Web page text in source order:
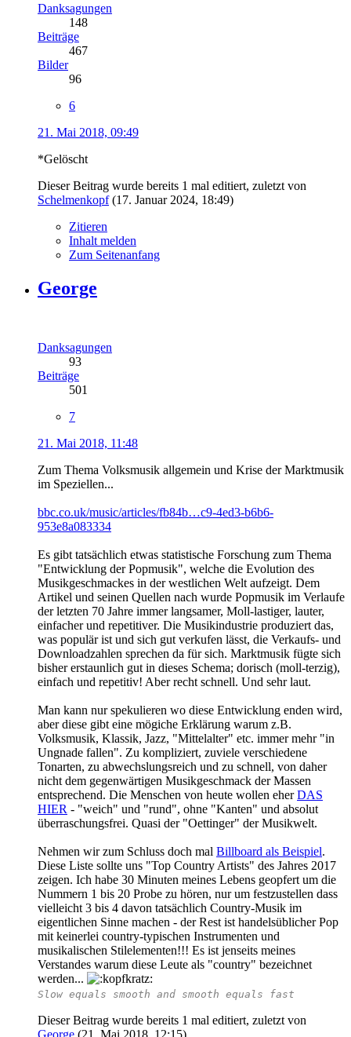
Danksagungen
148
Beiträge
467
Bilder
96
6
21. Mai 2018, 09:49
*Gelöscht
Dieser Beitrag wurde bereits 1 mal editiert, zuletzt von
Schelmenkopf(17. Januar 2024, 18:49)
Zitieren
Inhalt melden
Zum Seitenanfang
George
Danksagungen
93
Beiträge
501
7
21. Mai 2018, 11:48
Zum Thema Volksmusik allgemein und Krise der Marktmusik
im Speziellen...
bbc.co.uk/music/articles/fb84b…c9-4ed3-b6b6-
953e8a083334
Es gibt tatsächlich etwas statistische Forschung zum Thema
"Entwicklung der Popmusik", welche die Evolution des
Musikgeschmackes in der westlichen Welt aufzeigt. Dem
Artikel und seinen Quellen nach wurde Popmusik im Verlaufe
der letzten 70 Jahre immer langsamer, Moll-lastiger, lauter,
einfacher und repetitiver. Die Musikindustrie produziert das,
was populär ist und sich gut verkufen lässt, die Verkaufs- und
Downloadzahlen sprechen da für sich. Marktmusik fügte sich
bisher erstaunlich gut in dieses Schema; dorisch (moll-terzig),
einfach und repetitiv! Aber recht schnell. Und sehr laut.
Man kann nur spekulieren wo diese Entwicklung enden wird,
aber diese gibt eine mögiche Erklärung warum z.B.
Volksmusik, Klassik, Jazz, "Mittelalter" etc. immer mehr "in
Ungnade fallen". Zu kompliziert, zuviele verschiedene
Tonarten, zu abwechslungsreich und zu schnell, von daher
nicht dem gegenwärtigen Musikgeschmack der Massen
entsprechend. Die Menschen von heute wollen eherDAS
HIER - "weich" und "rund", ohne "Kanten" und absolut
überraschungsfrei. Quasi der "Oettinger" der Musikwelt.
Nehmen wir zum Schluss doch mal Billboard als Beispiel.
Diese Liste sollte uns "Top Country Artists" des Jahres 2017
zeigen. Ich habe 30 Minuten meines Lebens geopfert um die
Nummern 1 bis 20 Probe zu hören, nur um festzustellen dass
vielleicht 3 bis 4 davon tatsächlich Country-Musik im
eigentlichen Sinne machen - der Rest ist handelsüblicher Pop
mit keinerlei country-typischen Instrumenten und
musikalischen Stilelementen!!! Es ist jenseits meines
Verstandes warum diese Leute als "country" bezeichnet
werden...
Slow equals smooth and smooth equals fast
Dieser Beitrag wurde bereits 1 mal editiert, zuletzt von